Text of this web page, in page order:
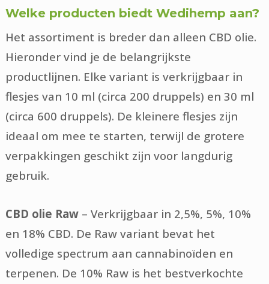
Welke producten biedt Wedihemp aan?
Het assortiment is breder dan alleen CBD olie.
Hieronder vind je de belangrijkste
productlijnen. Elke variant is verkrijgbaar in
flesjes van 10 ml (circa 200 druppels) en 30 ml
(circa 600 druppels). De kleinere flesjes zijn
ideaal om mee te starten, terwijl de grotere
verpakkingen geschikt zijn voor langdurig
gebruik.
CBD olie Raw – Verkrijgbaar in 2,5%, 5%, 10%
en 18% CBD. De Raw variant bevat het
volledige spectrum aan cannabinoïden en
terpenen. De 10% Raw is het bestverkochte